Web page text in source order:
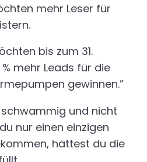
mehr Leser für
bis zum 31.
mehr Leads für die
gewinnen.”
und nicht
nur einen einzigen
hättest du die